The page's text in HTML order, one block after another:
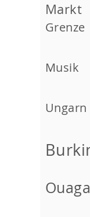
Markt
Grenze
Musik
Ungarn